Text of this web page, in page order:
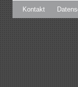
Kontakt